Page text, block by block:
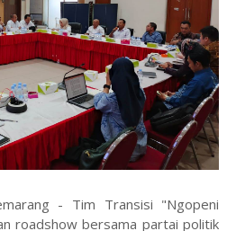
- Tim Transisi "Ngopeni
roadshow bersama partai politik